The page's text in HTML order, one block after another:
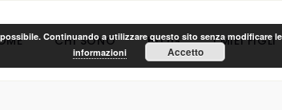
CHI SONO BLOG I MIEI FIGLI
Continuando a utilizzare questo sito senza
informazioni
Accetto